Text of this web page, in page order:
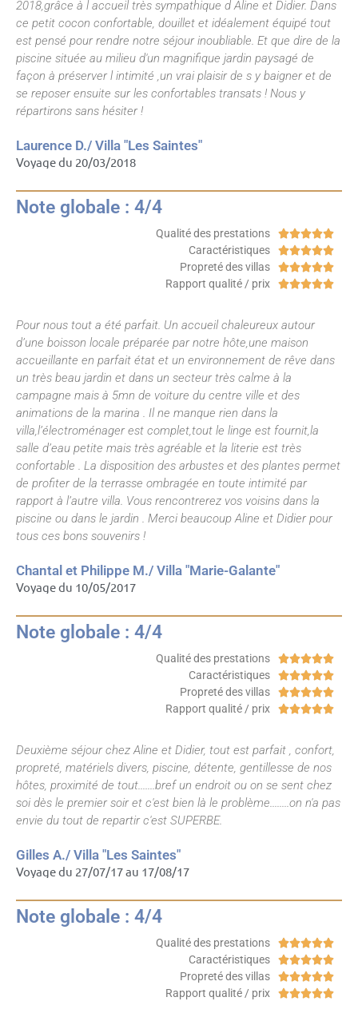
2018,grâce à l accueil très sympathique d Aline et Didier. Dans
ce petit cocon confortable, douillet et idéalement équipé tout
est pensé pour rendre notre séjour inoubliable. Et que dire de la
piscine située au milieu d'un magnifique jardin paysagé de
façon à préserver l intimité ,un vrai plaisir de s y baigner et de
se reposer ensuite sur les confortables transats ! Nous y
répartirons sans hésiter !
Laurence D./ Villa "Les Saintes"
Voyage du 20/03/2018
Note globale : 4/4
Qualité des prestations 
Caractéristiques 
Propreté des villas 
Rapport qualité / prix 
Pour nous tout a été parfait. Un accueil chaleureux autour
d’une boisson locale préparée par notre hôte,une maison
accueillante en parfait état et un environnement de rêve dans
un très beau jardin et dans un secteur très calme à la
campagne mais à 5mn de voiture du centre ville et des
animations de la marina . Il ne manque rien dans la
villa,l’électroménager est complet,tout le linge est fournit,la
salle d’eau petite mais très agréable et la literie est très
confortable . La disposition des arbustes et des plantes permet
de profiter de la terrasse ombragée en toute intimité par
rapport à l’autre villa. Vous rencontrerez vos voisins dans la
piscine ou dans le jardin . Merci beaucoup Aline et Didier pour
tous ces bons souvenirs !
Chantal et Philippe M./ Villa "Marie-Galante"
Voyage du 10/05/2017
Note globale : 4/4
Qualité des prestations 
Caractéristiques 
Propreté des villas 
Rapport qualité / prix 
Deuxième séjour chez Aline et Didier, tout est parfait , confort,
propreté, matériels divers, piscine, détente, gentillesse de nos
hôtes, proximité de tout.......bref un endroit ou on se sent chez
soi dès le premier soir et c'est bien là le problème........on n'a pas
envie du tout de repartir c'est SUPERBE.
Gilles A./ Villa "Les Saintes"
Voyage du 27/07/17 au 17/08/17
Note globale : 4/4
Qualité des prestations 
Caractéristiques 
Propreté des villas 
Rapport qualité / prix 